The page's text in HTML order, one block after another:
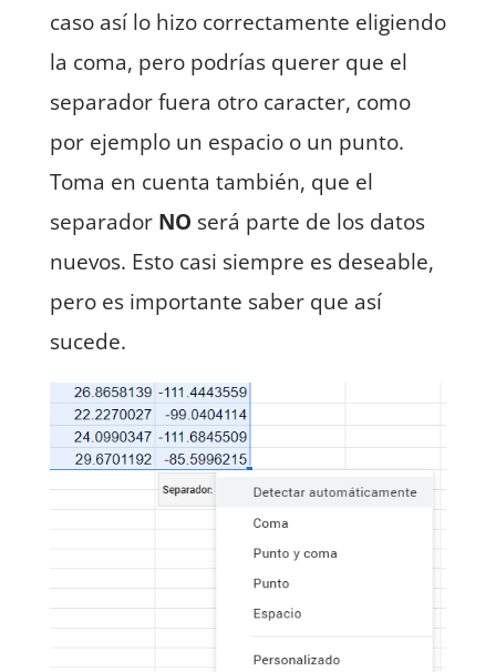
caso así lo hizo correctamente eligiendo
la coma, pero podrías querer que el
separador fuera otro caracter, como
por ejemplo un espacio o un punto.
Toma en cuenta también, que el
separador NO será parte de los datos
nuevos. Esto casi siempre es deseable,
pero es importante saber que así
sucede.